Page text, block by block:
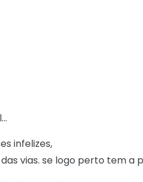
infelizes,
vias. se logo perto tem a